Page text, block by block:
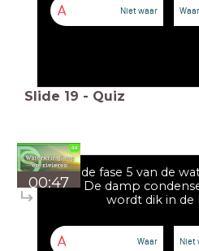
A Niet waar Waar
Slide 19 - Quiz
00:47
Bij de fase 5 van de
De damp
wordt dik in de
A Waar Niet